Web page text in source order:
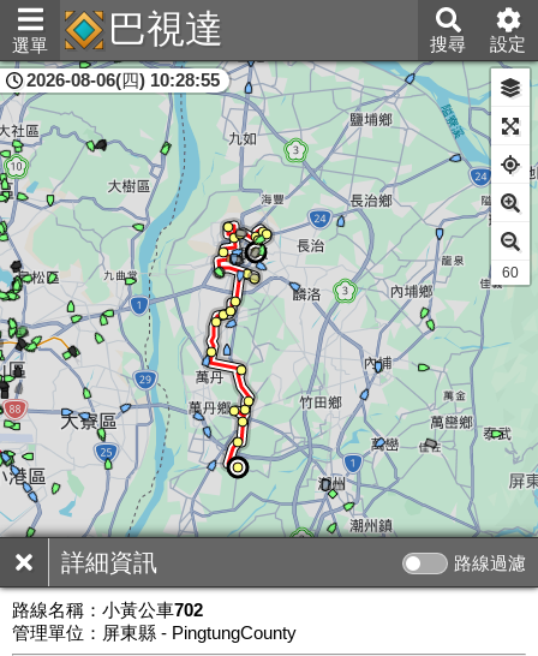
選單 巴視達 搜尋 設定
詳細資訊 路線過濾
路線名稱： 小黃公車702
管理單位：屏東縣 - PingtungCounty
屏東縣
2026-08-06(四) 10:28:55
60